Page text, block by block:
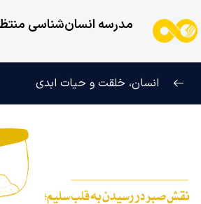
مدرسه انسان‌شناسی
چرا آفریده شده‌ایم؟
انسان، خلقت و حیات ابدی